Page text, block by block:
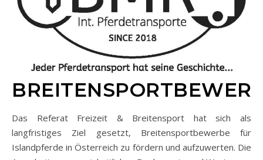
Das Referat Freizeit & Breitensport hat sich als
langfristiges Ziel gesetzt, Breitensportbewerbe für
Islandpferde in Österreich zu fördern und aufzuwerten. Die